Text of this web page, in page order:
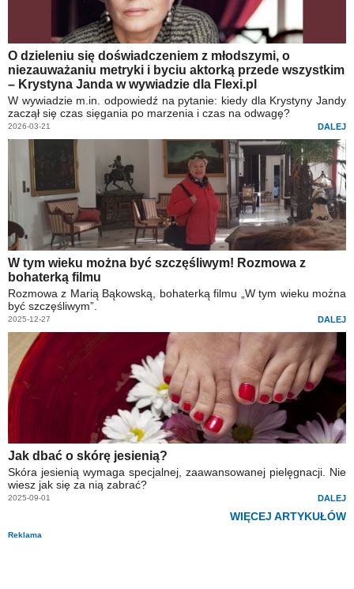
O dzieleniu się doświadczeniem z młodszymi, o
niezauważaniu metryki i byciu aktorką przede wszystkim
– Krystyna Janda w wywiadzie dla Flexi.pl
W wywiadzie m.in. odpowiedź na pytanie: kiedy dla Krystyny Jandy
zaczął się czas sięgania po marzenia i czas na odwagę?
2026-03-21 DALEJ
W tym wieku można być szczęśliwym! Rozmowa z
bohaterką filmu
Rozmowa z Marią Bąkowską, bohaterką filmu „W tym wieku można
być szczęśliwym”.
2025-12-27 DALEJ
Jak dbać o skórę jesienią?
Skóra jesienią wymaga specjalnej, zaawansowanej pielęgnacji. Nie
wiesz jak się za nią zabrać?
2025-09-01 DALEJ
WIĘCEJ ARTYKUŁÓW
Reklama